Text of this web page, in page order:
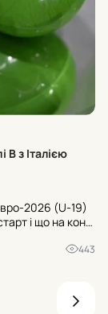
В з Італією
2026 (U-19)
і що на кону
443